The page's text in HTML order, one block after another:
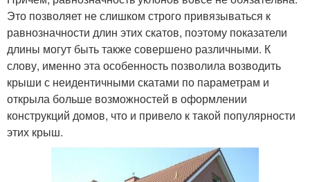
Это позволяет не слишком строго привязываться к
равнозначности длин этих скатов, поэтому показатели
длины могут быть также совершено различными. К
слову, именно эта особенность позволила возводить
крыши с неидентичными скатами по параметрам и
открыла больше возможностей в оформлении
конструкций домов, что и привело к такой популярности
этих крыш.